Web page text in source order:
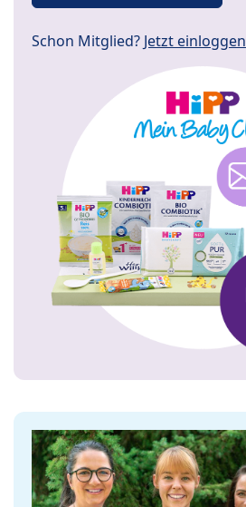
Schon Mitglied? Jetzt einloggen